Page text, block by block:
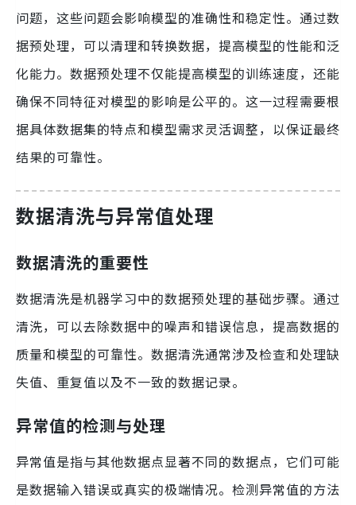
问题，这些问题会影响模型的准确性和稳定性。通过数
据预处理，可以清理和转换数据，提高模型的性能和泛
化能力。数据预处理不仅能提高模型的训练速度，还能
确保不同特征对模型的影响是公平的。这一过程需要根
据具体数据集的特点和模型需求灵活调整，以保证最终
结果的可靠性。
数据清洗与异常值处理
数据清洗的重要性
数据清洗是机器学习中的数据预处理的基础步骤。通过
清洗，可以去除数据中的噪声和错误信息，提高数据的
质量和模型的可靠性。数据清洗通常涉及检查和处理缺
失值、重复值以及不一致的数据记录。
异常值的检测与处理
异常值是指与其他数据点显著不同的数据点，它们可能
是数据输入错误或真实的极端情况。检测异常值的方法